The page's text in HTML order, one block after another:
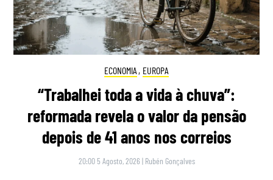
ECONOMIA , EUROPA
“Trabalhei toda a vida à chuva”:
reformada revela o valor da pensão
depois de 41 anos nos correios
20:00 5 Agosto, 2026 | Rubén Gonçalves